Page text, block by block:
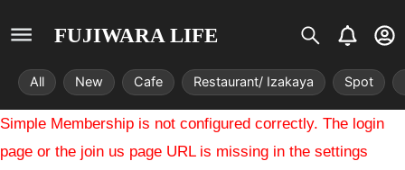
FUJIWARA LIFE
S
i
s
t
r
i
x
B
e
l
l
U
s
r
-
c
All New Cafe Restaurant/ Izakaya Spot
Simple Membership is not configured correctly. The login
page or the join us page URL is missing in the settings